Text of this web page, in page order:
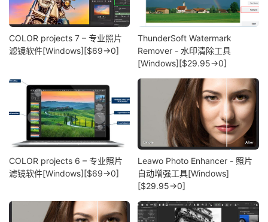
COLOR projects 7 – 专业照片
滤镜软件[Windows][$69→0]
ThunderSoft Watermark
Remover - 水印清除工具
[Windows][$29.95→0]
COLOR projects 6 – 专业照片
滤镜软件[Windows][$69→0]
Leawo Photo Enhancer - 照片
自动增强工具[Windows]
[$29.95→0]